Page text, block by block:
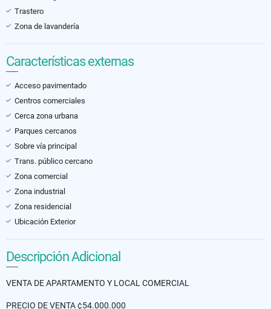
Trastero
Zona de lavandería
Características externas
Acceso pavimentado
Centros comerciales
Cerca zona urbana
Parques cercanos
Sobre vía principal
Trans. público cercano
Zona comercial
Zona industrial
Zona residencial
Ubicación Exterior
Descripción Adicional
VENTA DE APARTAMENTO Y LOCAL COMERCIAL
PRECIO DE VENTA ¢54.000.000